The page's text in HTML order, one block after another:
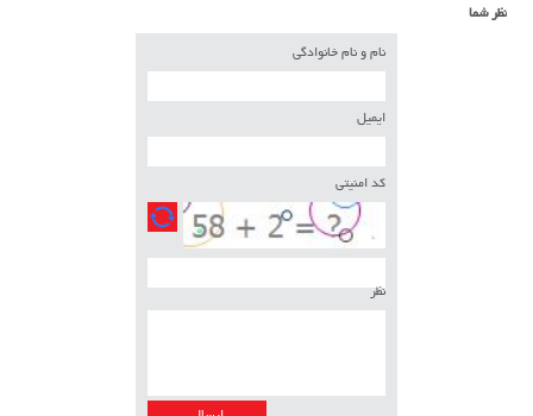
نظر شما
نام و نام خانوادگی
ایمیل
کد امنیتی
نظر